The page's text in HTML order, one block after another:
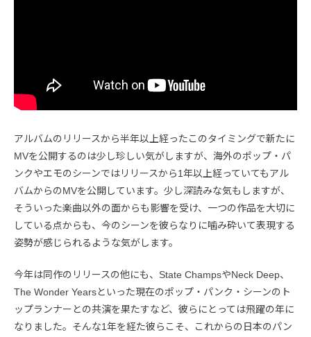
アルバムのリリースから半年以上経ったこのタイミングで新たに
MVを公開するのは少し珍しい気がしますが、海外のポップ・パ
ンクやエモのシーンではリリースから1年以上経っていてもアル
バムからのMVを公開しています。少し深読みな気もしますが、
そういった楽曲以外の面からも影響を受け、一つの作品を大切に
している点からも、今のシーンを彼らなりに噛み砕いて表現する
姿勢が感じられるような気がします。
今年は同作のリリースの他にも、State ChampsやNeck Deep、
The Wonder Yearsといった現在のポップ・パンク・シーンのト
ップランナーとの共演を果たすなど、彼らにとっては飛躍の年に
なりました。そんな1年を経た彼らこそ、これからの日本のパン